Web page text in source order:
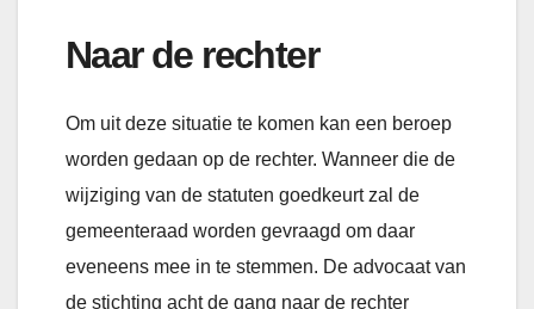
Naar de rechter
Om uit deze situatie te komen kan een beroep
worden gedaan op de rechter. Wanneer die de
wijziging van de statuten goedkeurt zal de
gemeenteraad worden gevraagd om daar
eveneens mee in te stemmen. De advocaat van
de stichting acht de gang naar de rechter